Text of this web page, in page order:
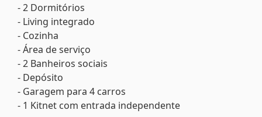
- 2 Dormitórios
- Living integrado
- Cozinha
- Área de serviço
- 2 Banheiros sociais
- Depósito
- Garagem para 4 carros
- 1 Kitnet com entrada independente